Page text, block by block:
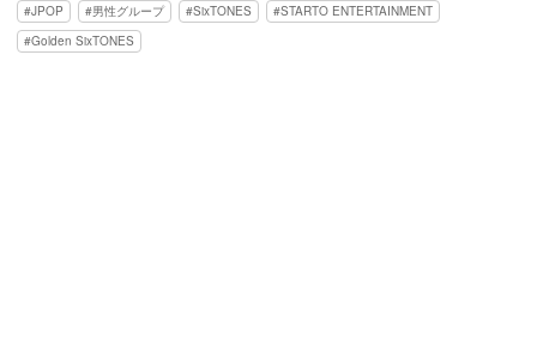
JPOP 男性グループ SixTONES
STARTO ENTERTAINMENT
Golden SixTONES